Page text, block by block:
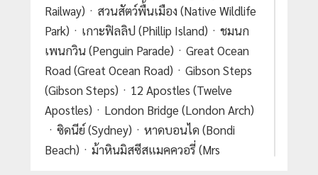
Railway)ㆍสวนสัตว์พื้นเมือง (Native Wildlife
Park)ㆍเกาะฟิลลิป (Phillip Island)ㆍชมนก
เพนกวิน (Penguin Parade)ㆍGreat Ocean
Road (Great Ocean Road)ㆍGibson Steps
(Gibson Steps)ㆍ12 Apostles (Twelve
Apostles)ㆍLondon Bridge (London Arch)
ㆍซิดนีย์ (Sydney)ㆍหาดบอนได (Bondi
Beach)ㆍม้าหินมิสซีสแมคควอรี่ (Mrs